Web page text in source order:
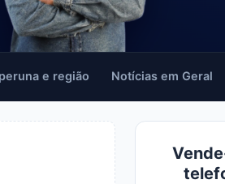
e região Notícias em Geral